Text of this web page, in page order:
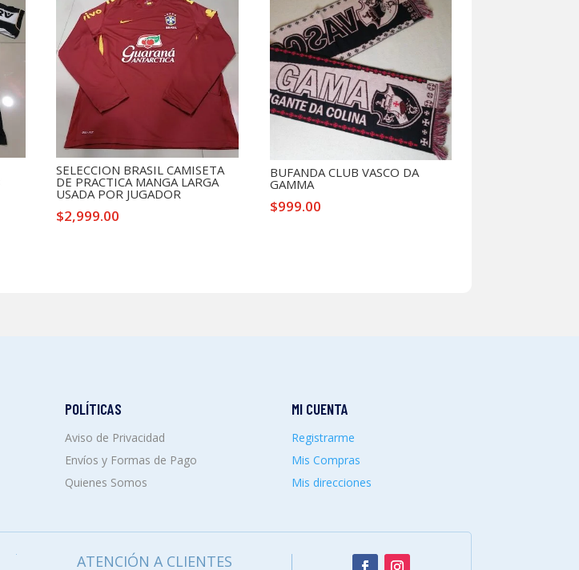
SEITIRO
cantidad
SELECCION BRASIL CAMISETA
DE PRACTICA MANGA LARGA
USADA POR JUGADOR
$2,999.00
BUFANDA CLUB VASCO DA
GAMMA
$999.00
POLÍTICAS
Aviso de Privacidad
Envíos y Formas de Pago
Quienes Somos
MI CUENTA
Registrarme
Mis Compras
Mis direcciones
ATENCIÓN A CLIENTES